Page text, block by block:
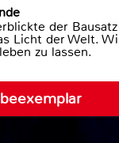
der
Licht der Welt.
zu lassen.